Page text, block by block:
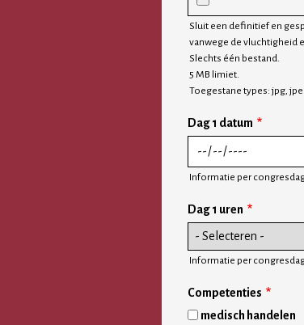
Sluit een definitief en
vanwege de vluchtigheid
Slechts één bestand.
5 MB limiet.
Toegestane types: jpg,
Dag 1 datum
Informatie per
Dag 1 uren
Informatie per
Competenties
medisch handelen